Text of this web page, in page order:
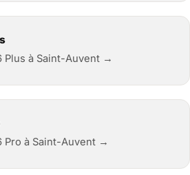
Plus à Saint-Auvent →
Pro à Saint-Auvent →